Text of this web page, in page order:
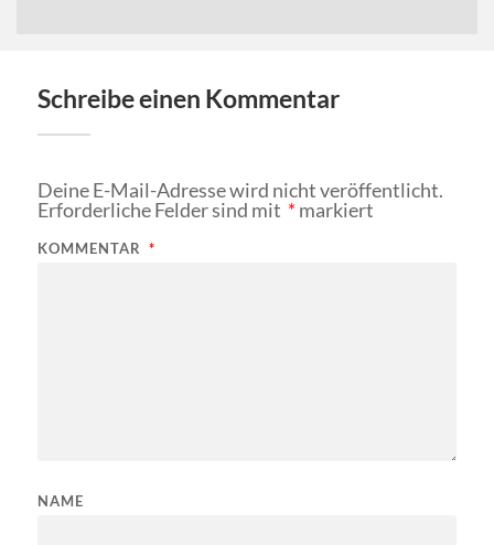
Schreibe einen Kommentar
Deine E-Mail-Adresse wird nicht veröffentlicht.
Erforderliche Felder sind mit *markiert
KOMMENTAR *
NAME